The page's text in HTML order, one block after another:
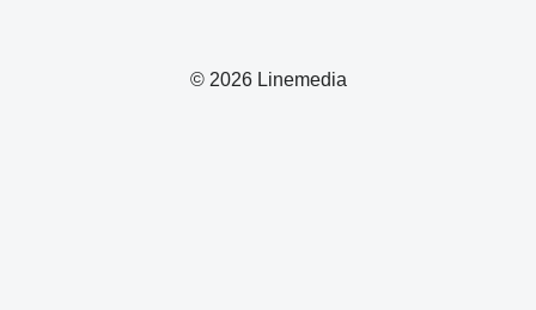
© 2026 Linemedia